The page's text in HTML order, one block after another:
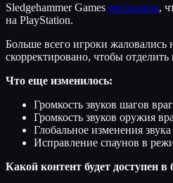
Sledgehammer Games рассказала,
на PlayStation.
Больше всего игроки
скорректировано, чтобы
Что еще изменилось:
Громкость звуков шагов
Громкость звуков оружия
Глобальное изменения
Исправление спаунов в
Какой контент будет доступен в